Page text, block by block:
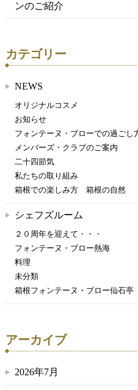
ンのご紹介
カテゴリー
NEWS
オリジナルコスメ
お知らせ
フォンテーヌ・ブローでの過ごし
メンバーズ・クラブのご案内
二十四節気
私たちの取り組み
箱根での楽しみ方 箱根の自然
シェフズルーム
２０周年を迎えて・・・
フォンテーヌ・ブロー熱海
料理
未分類
箱根フォンテーヌ・ブロー仙石亭
アーカイブ
2026年7月